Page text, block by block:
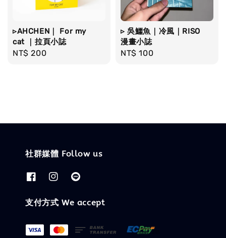
▹AHCHEN｜ For my
cat ｜拉頁小誌
Regular
NT$ 200
▹ 吳鱷魚｜冷風｜RISO
漫畫小誌
Regular
NT$ 100
社群媒體 Follow us
支付方式 We accept